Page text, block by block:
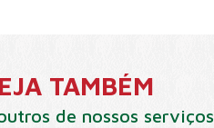
TAMBÉM
de nossos serviços